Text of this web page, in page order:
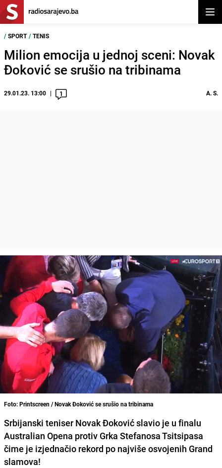
/ SPORT / TENIS
Milion emocija u jednoj sceni: Novak
Đoković se srušio na tribinama
29.01.23. 13:00 1 A. S.
Foto: Printscreen / Novak Đoković se srušio na tribinama
Srbijanski teniser Novak Đoković slavio je u finalu
Australian Opena protiv Grka Stefanosa Tsitsipasa
čime je izjednačio rekord po najviše osvojenih Grand
slamova!